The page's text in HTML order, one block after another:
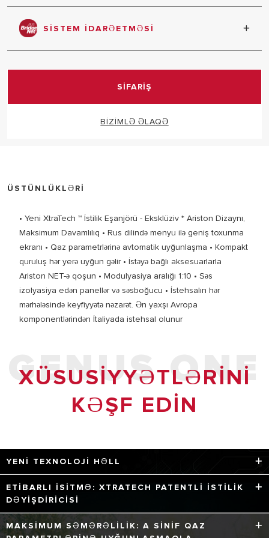
Asan quraşdırma üçün kompakt ölçü.
SISTEM IDARƏETMƏSI
Sistemin tam idarə olunmasını təmin etmək üçün yeni
SİFARİŞ
BİZİMLƏ ƏLAQƏ
ÜSTÜNLÜKLƏRİ
• Yeni XtraTech ™ İstilik Eşanjörü - Eksklüziv * Ariston Dizaynı,
Maksimum Davamlılıq • Rus dilində menyu ilə geniş toxunma
ekranı • Qaz parametrlərinə avtomatik uyğunlaşma • Kompakt
quruluş hər yerə uyğun gəlir • İstəyə bağlı aksesuarlarla
Ariston NET-ə qoşun • Modulyasiya aralığı 1:10 • Səs
izolyasiya edən panellər və səsboğucu • İstehsalın hər
mərhələsində keyfiyyətə nəzarət. Ən yaxşı Avropa
komponentlərindən İtaliyada istehsal olunur
GENUS ONE
XÜSUSIYYƏTLƏRINI
KƏŞF EDIN
YENI TEXNOLOJI HƏLL
Maksimum məhsuldarlıq üçün dörd texnologiya.
ETIBARLI ISITMƏ: XTRATECH PATENTLI ISTILIK
DƏYIŞDIRICISI
Extra Tech istilik dəyişdiricisi yüksək keyfiyyətli Avropa
paslanmayan poladından xüsusi hazırlanmışdır,
MAKSIMUM SƏMƏRƏLILIK: A SINIF QAZ